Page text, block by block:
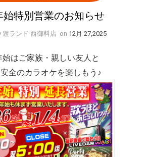
始特別営業のお知らせ
遊ランド 西御料店 on 12月 27,2025
始はご家族・親しい友人と
全のカラオケを楽しもう♪